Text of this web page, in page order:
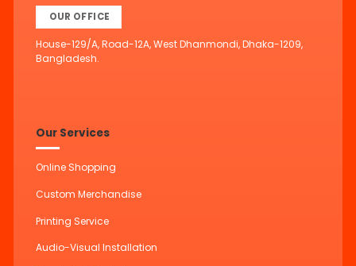
OUR OFFICE
House-129/A, Road-12A, West Dhanmondi, Dhaka-1209,
Bangladesh.
Our Services
Online Shopping
Custom Merchandise
Printing Service
Audio-Visual Installation